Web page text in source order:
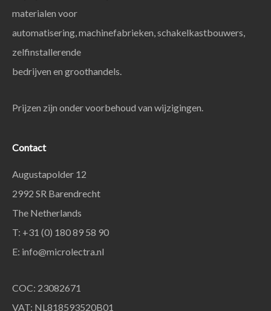
materialen voor
automatisering, machinefabrieken, schakelkastbouwers,
zelfinstallerende
bedrijven en groothandels.
Prijzen zijn onder voorbehoud van wijzigingen.
Contact
Augustapolder 12
2992 SR Barendrecht
The Netherlands
T: +31 (0) 180 89 58 90
E: info@microlectra.nl
COC: 23082671
VAT: NL818593520B01